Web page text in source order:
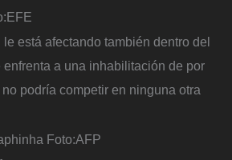
EFE
está afectando también dentro del
a una inhabilitación de por
podría competir en ninguna otra
Foto:AFP